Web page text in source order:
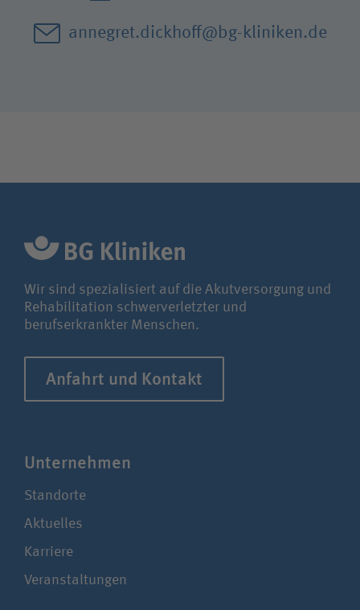
Patientin / Patient
Journalistin / Journalist
annegret.dickhoff@bg-kliniken.de
Wir sind spezialisiert auf die Akutversorgung und
Rehabilitation schwerverletzter und
berufserkrankter Menschen.
Anfahrt und Kontakt
Unter­nehmen
Standorte
Aktuelles
Karriere
Veranstaltungen